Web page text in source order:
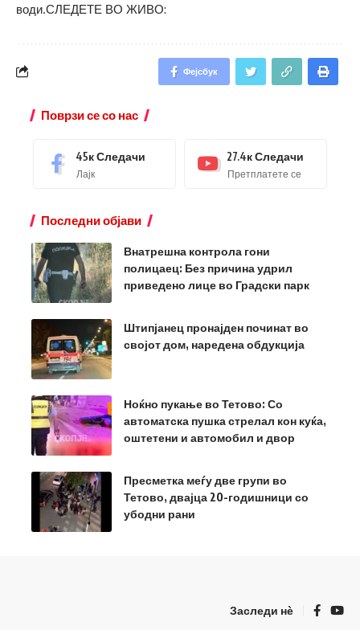
води.СЛЕДЕТЕ ВО ЖИВО:
Фејсбук
Поврзи се со нас
45кСледачи
Лајк
27.4кСледачи
Претплатете се
Последни објави
Внатрешна контрола гони
полицаец: Без причина удрил
приведено лице во Градски парк
Штипјанец пронајден починат во
својот дом, наредена обдукција
Ноќно пукање во Тетово: Со
автоматска пушка стрелал кон куќа,
оштетени и автомобил и двор
Пресметка меѓу две групи во
Тетово, двајца 20-годишници со
убодни рани
Заследи нѐ